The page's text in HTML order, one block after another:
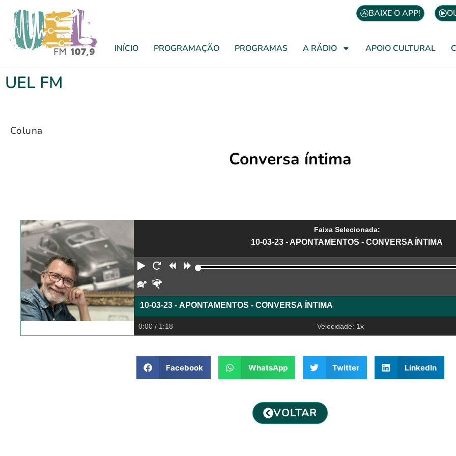
BAIXE O APP!
INÍCIO PROGRAMAÇÃO PROGRAMAS A RÁDIO APOIO CULTURAL
UEL FM
Coluna
Conversa íntima
Faixa Selecionada:
10-03-23 - APONTAMENTOS - CONVERSA ÍNTIMA
Reproduzir
Reiniciar
Retroceder
Avançar
Devagar
10-03-23 - APONTAMENTOS - CONVERSA ÍNTIMA
0:00 / 1:18 Velocidade: 1x
Facebook WhatsApp Twitter LinkedIn
VOLTAR